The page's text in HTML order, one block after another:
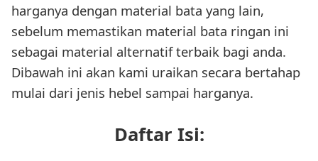
harganya dengan material bata yang lain,
sebelum memastikan material bata ringan ini
sebagai material alternatif terbaik bagi anda.
Dibawah ini akan kami uraikan secara bertahap
mulai dari jenis hebel sampai harganya.
Daftar Isi: